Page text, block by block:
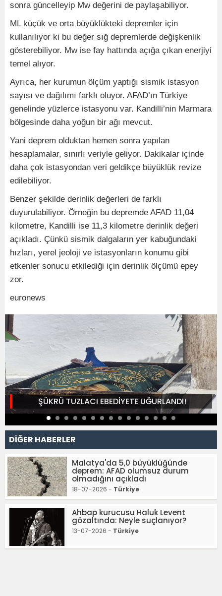
sonra güncelleyip Mw değerini de paylaşabiliyor.
ML küçük ve orta büyüklükteki depremler için
kullanılıyor ki bu değer sığ depremlerde değişkenlik
gösterebiliyor. Mw ise fay hattında açığa çıkan enerjiyi
temel alıyor.
Ayrıca, her kurumun ölçüm yaptığı sismik istasyon
sayısı ve dağılımı farklı oluyor. AFAD’ın Türkiye
genelinde yüzlerce istasyonu var. Kandilli’nin Marmara
bölgesinde daha yoğun bir ağı mevcut.
Yani deprem olduktan hemen sonra yapılan
hesaplamalar, sınırlı veriyle geliyor. Dakikalar içinde
daha çok istasyondan veri geldikçe büyüklük revize
edilebiliyor.
Benzer şekilde derinlik değerleri de farklı
duyurulabiliyor. Örneğin bu depremde AFAD 11,04
kilometre, Kandilli ise 11,3 kilometre derinlik değeri
açıkladı. Çünkü sismik dalgaların yer kabuğundaki
hızları, yerel jeoloji ve istasyonların konumu gibi
etkenler sonucu etkilediği için derinlik ölçümü epey
zor.
euronews
ŞÜKRÜ TUZLACI EBEDİYETE UĞURLANDI!
DİĞER HABERLER
Malatya'da 5,0 büyüklüğünde
deprem: AFAD olumsuz durum
olmadığını açıkladı
18-07-2026 - Türkiye
Ahbap kurucusu Haluk Levent
gözaltında: Neyle suçlanıyor?
13-07-2026 - Türkiye